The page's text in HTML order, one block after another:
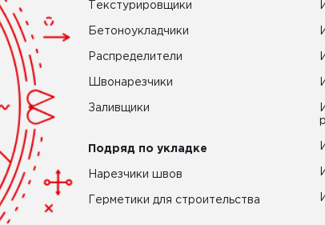
Текстурировщики
Бетоноукладчики
Распределители
Швонарезчики
Заливщики
Подряд по укладке
Нарезчики швов
Герметики для строительства